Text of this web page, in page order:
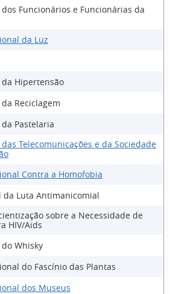
Funcionários e Funcionárias da
da Luz
Hipertensão
Reciclagem
Pastelaria
Telecomunicações e da Sociedade
Contra a Homofobia
da Luta Antimanicomial
sobre a Necessidade de
HIV/Aids
Whisky
do Fascínio das Plantas
dos Museus